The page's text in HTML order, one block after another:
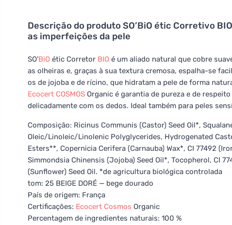
Descrição do produto SO’BiO étic Corretivo
as imperfeições da pele
SO’BiO étic Corretor BIO é um aliado natural que cobre
as olheiras e, graças à sua textura cremosa, espalha-se
os de jojoba e de rícino, que hidratam a pele de forma
Ecocert COSMOS Organic é garantia de pureza e de
delicadamente com os dedos. Ideal também para peles
Composição: Ricinus Communis (Castor) Seed Oil*,
Oleic/Linoleic/Linolenic Polyglycerides, Hydrogenated
Esters**, Copernicia Cerifera (Carnauba) Wax*, CI 77492
Simmondsia Chinensis (Jojoba) Seed Oil*, Tocopherol, CI
(Sunflower) Seed Oil. *de agricultura biológica controlada
tom: 25 BEIGE DORÉ — bege dourado
País de origem: França
Certificações: Ecocert Cosmos Organic
Percentagem de ingredientes naturais: 100 %